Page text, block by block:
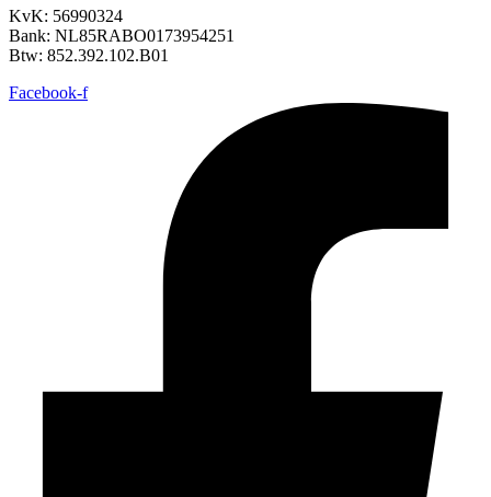
KvK: 56990324
Bank: NL85RABO0173954251
Btw: 852.392.102.B01
Facebook-f